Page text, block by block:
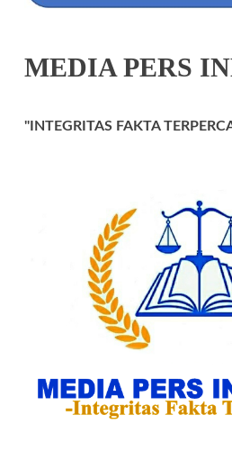
MEDIA PERS
"INTEGRITAS FAKTA